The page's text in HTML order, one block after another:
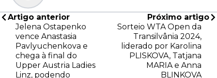
Artigo anterior
Jelena Ostapenko
vence Anastasia
Pavlyuchenkova e
chega à final do
Upper Austria Ladies
Linz, podendo
Próximo artigo
Sorteio WTA Open da
Transilvânia 2024,
liderado por Karolina
PLISKOVA, Tatjana
MARIA e Anna
BLINKOVA